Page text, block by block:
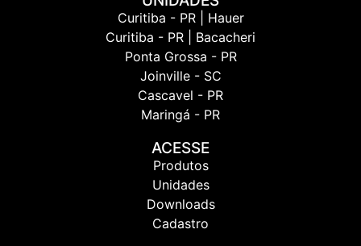
Curitiba - PR | Hauer
Curitiba - PR | Bacacheri
Ponta Grossa - PR
Joinville - SC
Cascavel - PR
Maringá - PR
ACESSE
Produtos
Unidades
Downloads
Cadastro